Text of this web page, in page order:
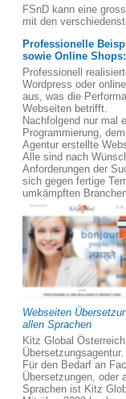
FSnD kann eine
mit den
Professionelle
sowie Online Shops:
Professionell
Wordpress oder
aus, was die
Webseiten betrifft.
Nachfolgend nur mal
Programmierung,
Agentur erstellte
Alle sind nach
Anforderungen der
sich gegen fertige
umkämpften
Webseiten
allen Sprachen
Kitz Global
Übersetzungsagentur.
Für den Bedarf an
Übersetzungen, oder
Sprachen ist Kitz